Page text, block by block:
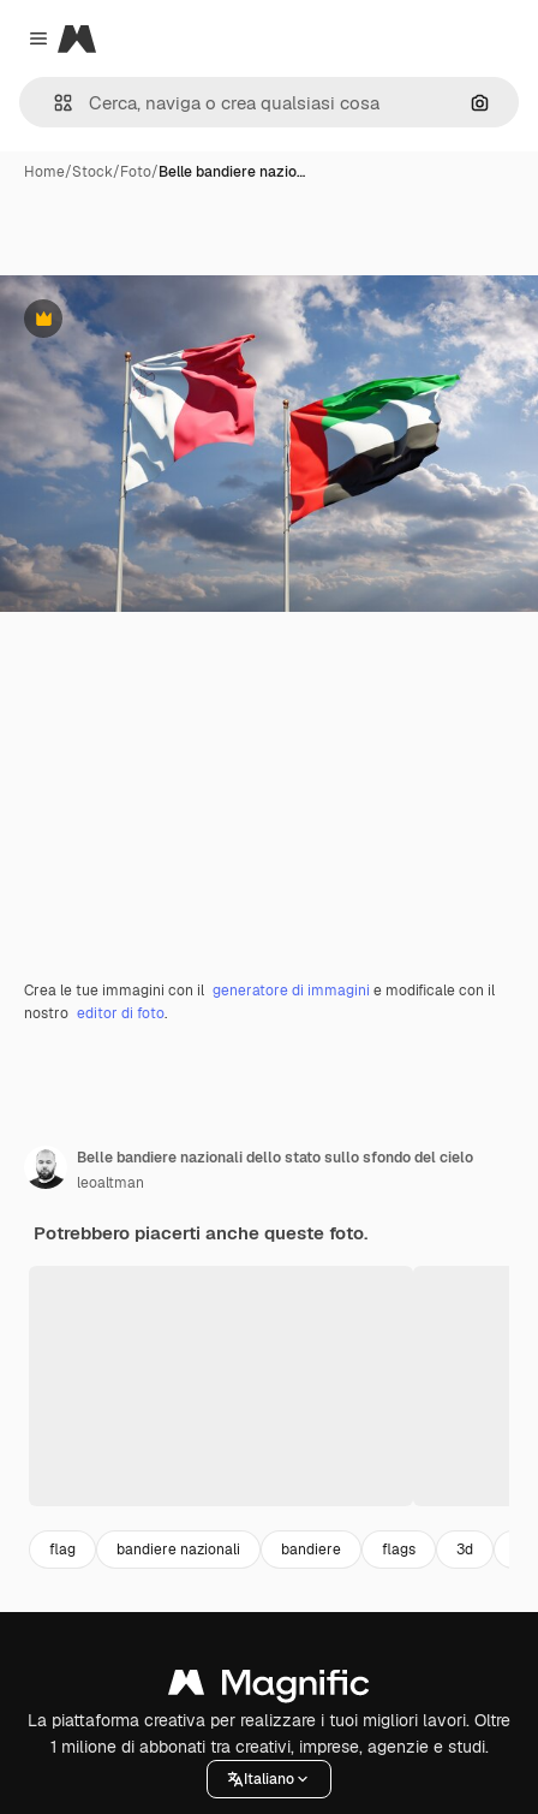
Close menu
Magnific
Cerca
Home/Stock/Foto/Belle bandiere nazio…
Premium
Crea le tue immagini con il generatore di immagini e modificale con il
nostro editor di foto.
Belle bandiere nazionali dello stato sullo sfondo del cielo
leoaltman
Potrebbero piacerti anche queste foto.
flag bandiere nazionali bandiere flags 3d
La piattaforma creativa per realizzare i tuoi migliori lavori. Oltre
1 milione di abbonati tra creativi, imprese, agenzie e studi.
Italiano